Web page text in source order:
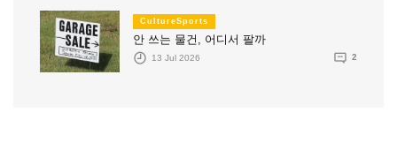
CultureSports
안 쓰는 물건, 어디서 팔까
13 Jul 2026 2